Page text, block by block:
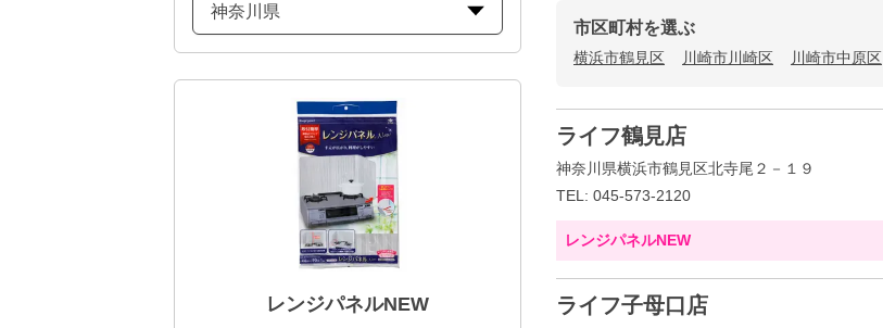
神奈川県
レンジパネルNEW
市区町村を選ぶ
横浜市鶴見区 川崎市川崎区 川崎市中原区
ライフ鶴見店
神奈川県横浜市鶴見区北寺尾２－１９
TEL: 045-573-2120
レンジパネルNEW
ライフ子母口店